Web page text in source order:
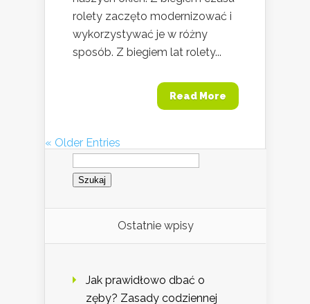
rolety zaczęto modernizować i
wykorzystywać je w różny
sposób. Z biegiem lat rolety...
Read More
« Older Entries
Szukaj:
Ostatnie wpisy
Jak prawidłowo dbać o
zęby? Zasady codziennej